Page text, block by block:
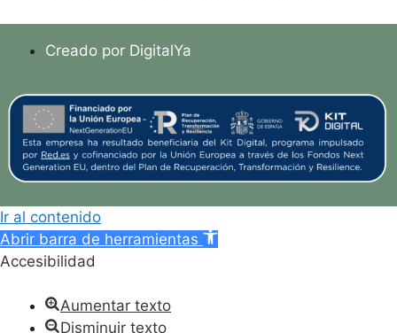
Creado por DigitalYa
Ir al contenido
Abrir barra de herramientas
Accesibilidad
Aumentar texto
Disminuir texto